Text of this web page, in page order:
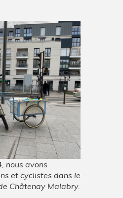
nous avons
et cyclistes dans le
Châtenay Malabry.